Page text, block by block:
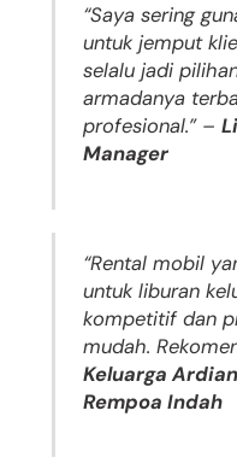
“Saya sering
untuk jemput
selalu jadi
armadanya
profesional.” –
Manager
“Rental mobil
untuk liburan
kompetitif dan
mudah.
Keluarga
Rempoa Indah